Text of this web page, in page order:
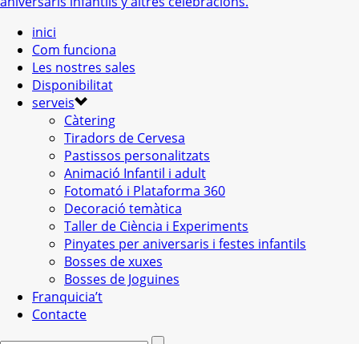
inici
Com funciona
Les nostres sales
Disponibilitat
serveis
Càtering
Tiradors de Cervesa
Pastissos personalitzats
Animació Infantil i adult
Fotomató i Plataforma 360
Decoració temàtica
Taller de Ciència i Experiments
Pinyates per aniversaris i festes infantils
Bosses de xuxes
Bosses de Joguines
Franquicia’t
Contacte